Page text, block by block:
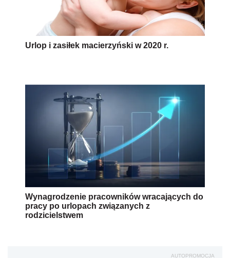
Urlop i zasiłek macierzyński w 2020 r.
Wynagrodzenie pracowników wracających do
pracy po urlopach związanych z
rodzicielstwem
AUTOPROMOCJA